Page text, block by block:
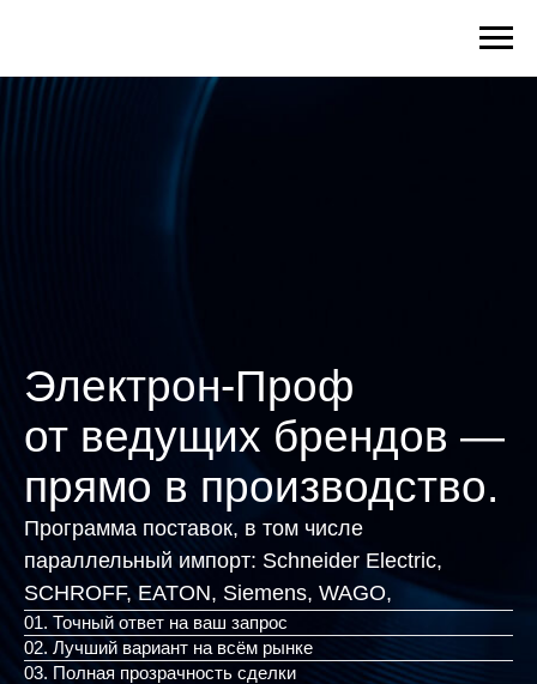
Электрон-Проф
от ведущих брендов —
прямо в производство.
Программа поставок, в том числе
параллельный импорт: Schneider Electric,
SCHROFF, EATON, Sie|
01. Точный ответ на ваш запрос
02. Лучший вариант на всём рынке
03. Полная прозрачность сделки